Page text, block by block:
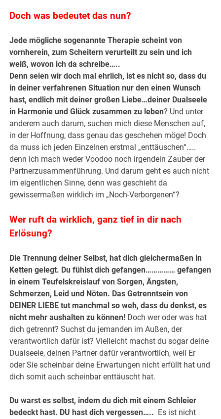
Doch was bedeutet das nun?
Jede mögliche sogenannte Therapie scheint von
vornherein, zum Scheitern verurteilt zu sein und ich
weiß, wovon ich da schreibe…..
Denn seien wir doch mal ehrlich, ist es nicht so, dass du
in deiner verfahrenen Situation nur den einen Wunsch
hast, endlich mit deiner großen Liebe…deiner Dualseele
in Harmonie und Glück zusammen zu leben? Und unter
anderem auch darum, suchen mich diese Menschen auf,
in der Hoffnung, dass genau das geschehen möge! Doch
da muss ich jeden Einzelnen erstmal „enttäuschen“…..
denn ich mach weder Voodoo noch irgendein Zauber der
Partnerzusammenführung. Und darum geht es auch nicht
im eigentlichen Sinne, denn was geschieht da
gewissermaßen wirklich im „Noch-Verborgenen“?
Wer ruft da wirklich, ganz tief in dir nach
Erlösung?
Die Trennung deiner Selbst, hat dich gleichermaßen in
Ketten gelegt. Du fühlst dich gefangen…………… gefangen
in einem Teufelskreislauf von Sorgen, Ängsten,
Schmerzen, Leid und Nöten. Das Getrenntsein von
DEINER LIEBE tut manchmal so weh, dass du denkst, es
nicht mehr aushalten zu können! Doch wer oder was hat
dich getrennt? Suchst du jemanden im Außen, der
verantwortlich dafür ist? Vielleicht machst du sogar deine
Dualseele, deinen Partner dafür verantwortlich, weil Er
oder Sie scheinbar deine Erwartungen nicht erfüllt hat und
dich somit auch scheinbar enttäuscht hat.
Du warst es selbst, indem du dich mit einem Schleier
bedeckt hast. DU hast dich vergessen….. Es ist nicht